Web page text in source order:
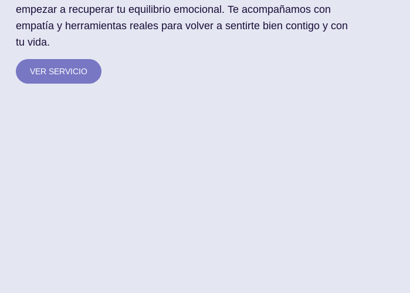
empezar a recuperar tu equilibrio emocional. Te acompañamos con
empatía y herramientas reales para volver a sentirte bien contigo y con
tu vida.
VER SERVICIO